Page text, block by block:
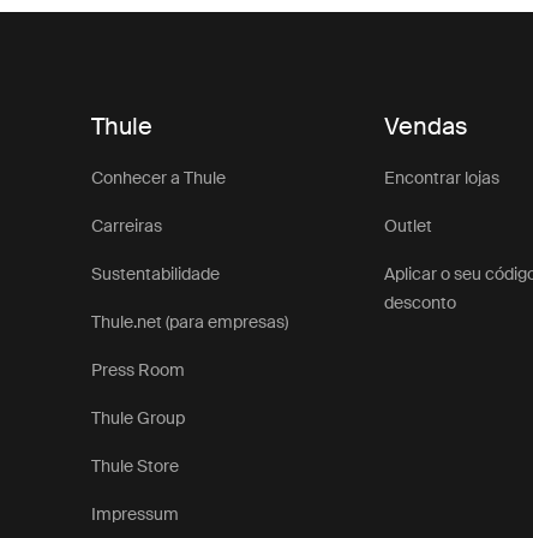
Thule
Conhecer a Thule
Carreiras
Sustentabilidade
Thule.net (para empresas)
Press Room
Thule Group
Thule Store
Impressum
Vendas
Encontrar lojas
Outlet
Aplicar o seu
desconto